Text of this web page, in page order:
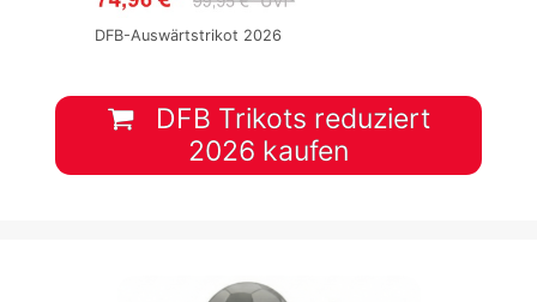
DFB-Auswärtstrikot 2026
DFB Trikots reduziert
2026 kaufen